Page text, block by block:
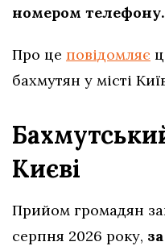
номером телефону.
Про це повідомляє
бахмутян у місті
Києві
Прийом громадян
серпня 2026 року,